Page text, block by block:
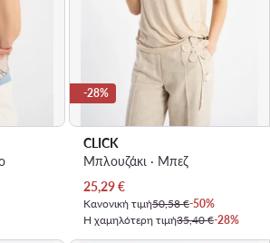
-28%
CLICK
Μπλουζάκι · Μπεζ
Τρέχουσα τιμή
25,29€
Κανονική τιμή50,58 €-50%
Η χαμηλότερη τιμή35,40 €-28%